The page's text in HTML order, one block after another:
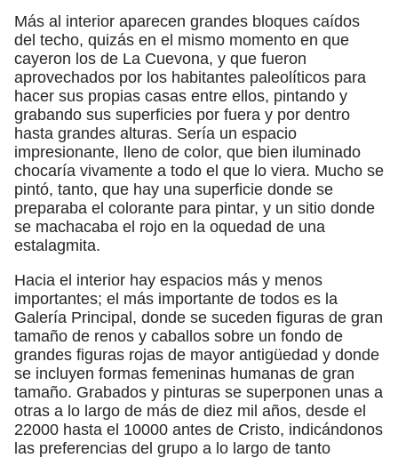
Más al interior aparecen grandes bloques caídos
del techo, quizás en el mismo momento en que
cayeron los de La Cuevona, y que fueron
aprovechados por los habitantes paleolíticos para
hacer sus propias casas entre ellos, pintando y
grabando sus superficies por fuera y por dentro
hasta grandes alturas. Sería un espacio
impresionante, lleno de color, que bien iluminado
chocaría vivamente a todo el que lo viera. Mucho se
pintó, tanto, que hay una superficie donde se
preparaba el colorante para pintar, y un sitio donde
se machacaba el rojo en la oquedad de una
estalagmita.
Hacia el interior hay espacios más y menos
importantes; el más importante de todos es la
Galería Principal, donde se suceden figuras de gran
tamaño de renos y caballos sobre un fondo de
grandes figuras rojas de mayor antigüedad y donde
se incluyen formas femeninas humanas de gran
tamaño. Grabados y pinturas se superponen unas a
otras a lo largo de más de diez mil años, desde el
22000 hasta el 10000 antes de Cristo, indicándonos
las preferencias del grupo a lo largo de tanto